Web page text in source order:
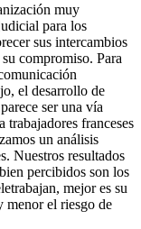
muy
para los
sus intercambios
compromiso. Para
el desarrollo de
ser una vía
trabajadores franceses
un análisis
Nuestros resultados
percibidos son los
mejor es su
menor el riesgo de